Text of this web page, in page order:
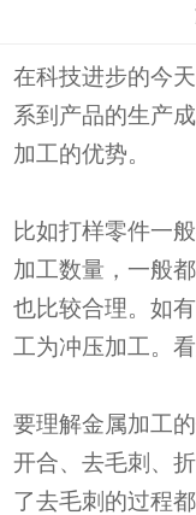
在科技进步的今
系到产品的生产
加工的优势。
比如打样零件一
加工数量，一般
也比较合理。如
工为冲压加工。
要理解金属加工
开合、去毛刺、
了去毛刺的过程